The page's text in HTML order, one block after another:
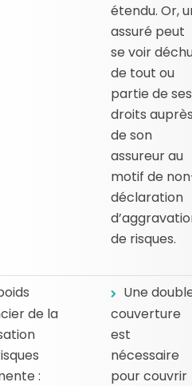
étendu. Or,
assuré peut
se voir
de tout ou
partie de ses
droits
de son
assureur au
motif de
déclaration
de risques.
de la
:
Une
couverture
est
nécessaire
pour couvrir